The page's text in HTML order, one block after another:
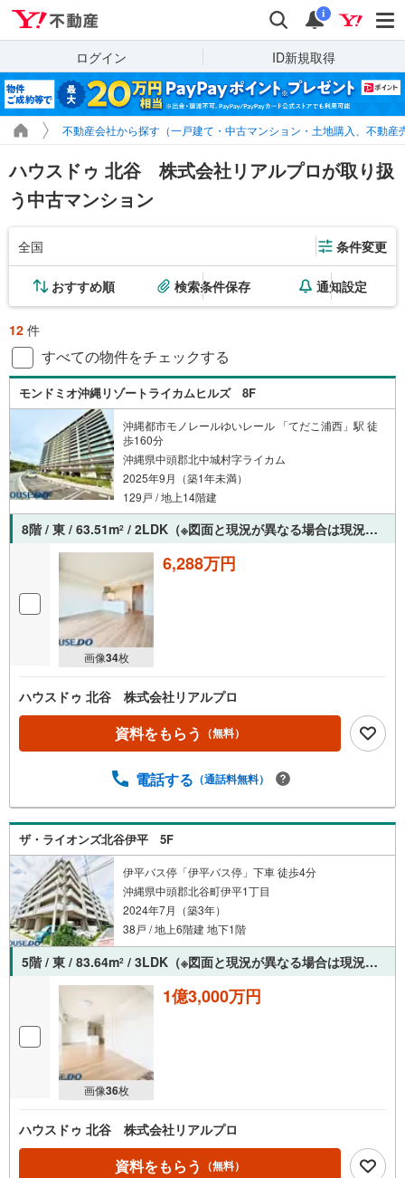
検索 通知
i
ログイン ID新規取得
不動産会社から探す（一戸建て・中古マンション・土地購入、不動産
ハウスドゥ 北谷 株式会社リアルプロが取り扱
う中古マンション
全国 条件変更
おすすめ順 検索条件保存 通知設定
12 件
すべての物件をチェックする
モンドミオ沖縄リゾートライカムヒルズ 8F
沖縄都市モノレールゆいレール 「てだこ浦西」駅 徒
歩160分
沖縄県中頭郡北中城村字ライカム
2025年9月（築1年未満）
129戸 / 地上14階建
8階 / 東 / 63.51m2 / 2LDK（※図面と現況が異なる場合は現況を優先させていただきます。）
画像34枚
6,288万円
ハウスドゥ 北谷 株式会社リアルプロ
資料をもらう （無料）
電話する （通話料無料）
ザ・ライオンズ北谷伊平 5F
伊平バス停「伊平バス停」下車 徒歩4分
沖縄県中頭郡北谷町伊平1丁目
2024年7月（築3年）
38戸 / 地上6階建 地下1階
5階 / 東 / 83.64m2 / 3LDK（※図面と現況が異なる場合は現況を優先させていただきます。）
画像36枚
1億3,000万円
ハウスドゥ 北谷 株式会社リアルプロ
資料をもらう （無料）